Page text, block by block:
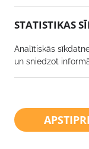
SĒKLAS
Augu
līdzekļi
STATISTIKAS
Analītiskās
un sniedzot